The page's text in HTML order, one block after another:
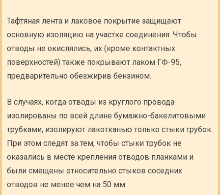
Тафтяная лента и лаковое покрытие защищают
основную изоляцию на участке соединения. Чтобы
отводы не окислялись, их (кроме контактных
поверхностей) также покрывают лаком ГФ-95,
предварительно обезжирив бензином.
В случаях, когда отводы из круглого провода
изолированы по всей длине бумажно-бакелитовыми
трубками, изолируют лакотканью только стыки трубок.
При этом следят за тем, чтобы стыки трубок не
оказались в месте крепления отводов планками и
были смещены относительно стыков соседних
отводов не менее чем на 50 мм.